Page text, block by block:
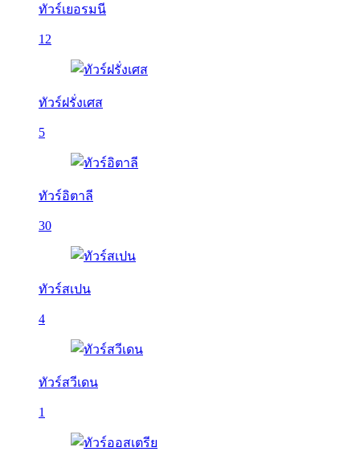
ทัวร์เยอรมนี
12
ทัวร์ฝรั่งเศส
5
ทัวร์อิตาลี
30
ทัวร์สเปน
4
ทัวร์สวีเดน
1